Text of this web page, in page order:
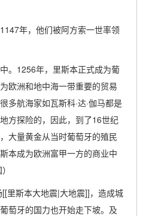
年，他们被阿方索一世率领
。1256年，里斯本正式成为葡
欧洲和地中海一带重要的贸易
多航海家如瓦斯科·达·伽马都是
方探险的，因此，到了16世纪
大量黄金从当时葡萄牙的殖民
本成为欧洲富甲一方的商业中
里斯本大地震|大地震]]，造成城
萄牙的国力也开始走下坡。及